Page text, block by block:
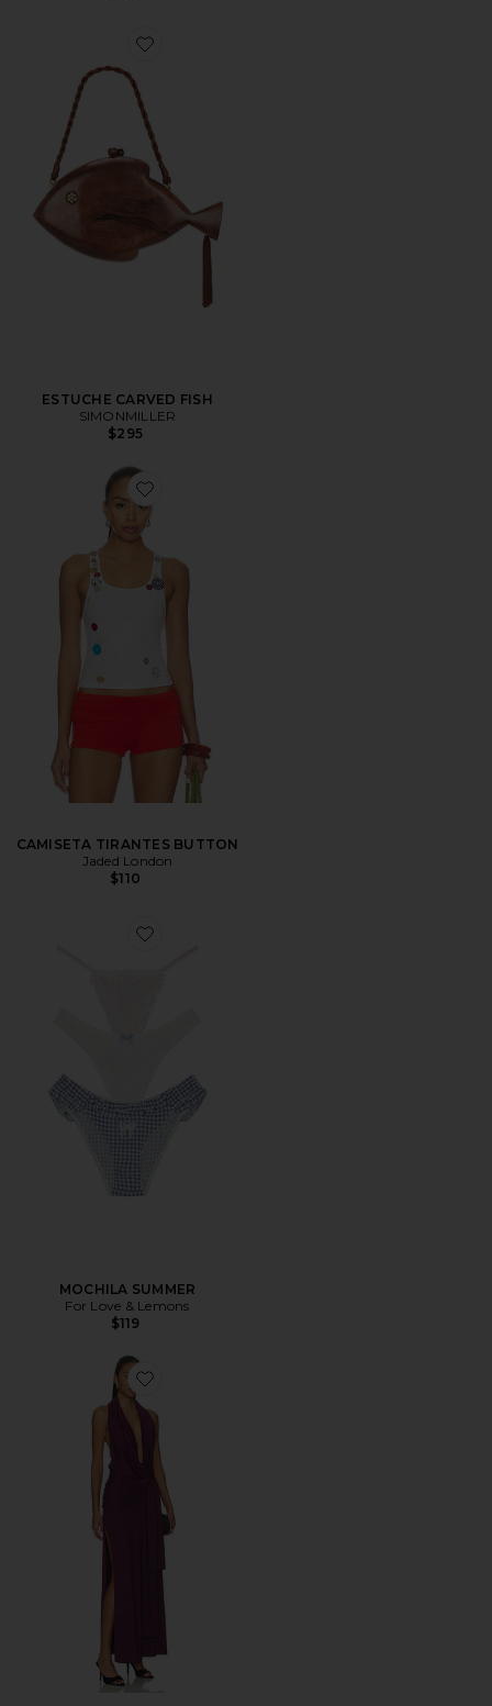
ESTUCHE CARVED FISH
SIMONMILLER
$295
CAMISETA TIRANTES BUTTON
Jaded London
$110
MOCHILA SUMMER
For Love & Lemons
$119